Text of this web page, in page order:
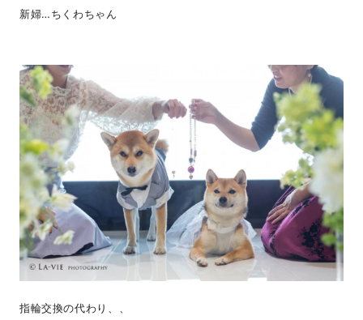
新婦…ちくわちゃん
指輪交換の代わり、、